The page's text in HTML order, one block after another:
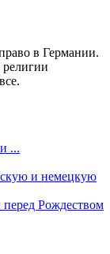
в Германии.
...
и немецкую
Рождеством